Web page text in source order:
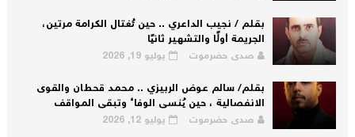
بقلم / نجيب الداعري .. حين تُغتال الكرامة مرتين،
الجريمة أولًا والتشهير ثانيًا
صدى حضرموت يوليو 19, 2026
بقلم/ سالم عوض الربيزي .. محمد قحطان والقوى
الانفصالية ، حين يُنسى الوفاء وتبقى المواقف
صدى حضرموت يوليو 12, 2026